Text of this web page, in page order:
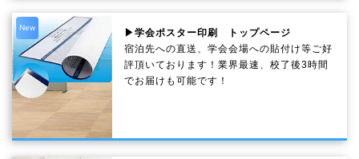
New
▶学会ポスター印刷 トップページ
宿泊先への直送、学会会場への貼付け等ご好
評頂いております！業界最速、校了後3時間
でお届けも可能です！